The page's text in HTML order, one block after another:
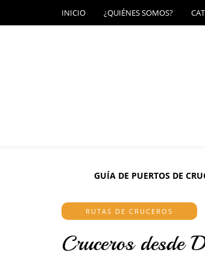
INICIO ¿QUIÉNES SOMOS?
GUÍA DE PUERTOS DE
RUTAS DE CRUCEROS
Cruceros desde